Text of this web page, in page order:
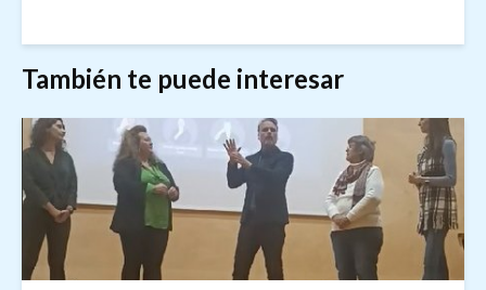
También te puede interesar